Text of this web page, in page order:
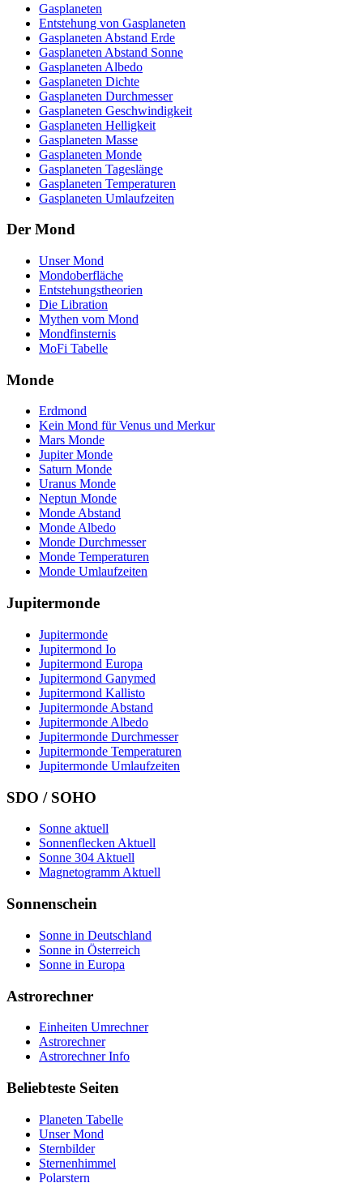
Gasplaneten
Entstehung von Gasplaneten
Gasplaneten Abstand Erde
Gasplaneten Abstand Sonne
Gasplaneten Albedo
Gasplaneten Dichte
Gasplaneten Durchmesser
Gasplaneten Geschwindigkeit
Gasplaneten Helligkeit
Gasplaneten Masse
Gasplaneten Monde
Gasplaneten Tageslänge
Gasplaneten Temperaturen
Gasplaneten Umlaufzeiten
Der Mond
Unser Mond
Mondoberfläche
Entstehungstheorien
Die Libration
Mythen vom Mond
Mondfinsternis
MoFi Tabelle
Monde
Erdmond
Kein Mond für Venus und Merkur
Mars Monde
Jupiter Monde
Saturn Monde
Uranus Monde
Neptun Monde
Monde Abstand
Monde Albedo
Monde Durchmesser
Monde Temperaturen
Monde Umlaufzeiten
Jupitermonde
Jupitermonde
Jupitermond Io
Jupitermond Europa
Jupitermond Ganymed
Jupitermond Kallisto
Jupitermonde Abstand
Jupitermonde Albedo
Jupitermonde Durchmesser
Jupitermonde Temperaturen
Jupitermonde Umlaufzeiten
SDO / SOHO
Sonne aktuell
Sonnenflecken Aktuell
Sonne 304 Aktuell
Magnetogramm Aktuell
Sonnenschein
Sonne in Deutschland
Sonne in Österreich
Sonne in Europa
Astrorechner
Einheiten Umrechner
Astrorechner
Astrorechner Info
Beliebteste Seiten
Planeten Tabelle
Unser Mond
Sternbilder
Sternenhimmel
Polarstern